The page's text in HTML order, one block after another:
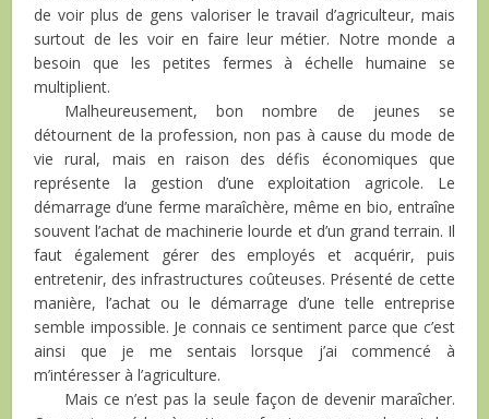
de voir plus de gens valoriser le travail d’agriculteur, mais
surtout de les voir en faire leur métier. Notre monde a
besoin que les petites fermes à échelle humaine se
multiplient.
Malheureusement, bon nombre de jeunes se
détournent de la profession, non pas à cause du mode de
vie rural, mais en raison des défis économiques que
représente la gestion d’une exploitation agricole. Le
démarrage d’une ferme maraîchère, même en bio, entraîne
souvent l’achat de machinerie lourde et d’un grand terrain. Il
faut également gérer des employés et acquérir, puis
entretenir, des infrastructures coûteuses. Présenté de cette
manière, l’achat ou le démarrage d’une telle entreprise
semble impossible. Je connais ce sentiment parce que c’est
ainsi que je me sentais lorsque j’ai commencé à
m’intéresser à l’agriculture.
Mais ce n’est pas la seule façon de devenir maraîcher.